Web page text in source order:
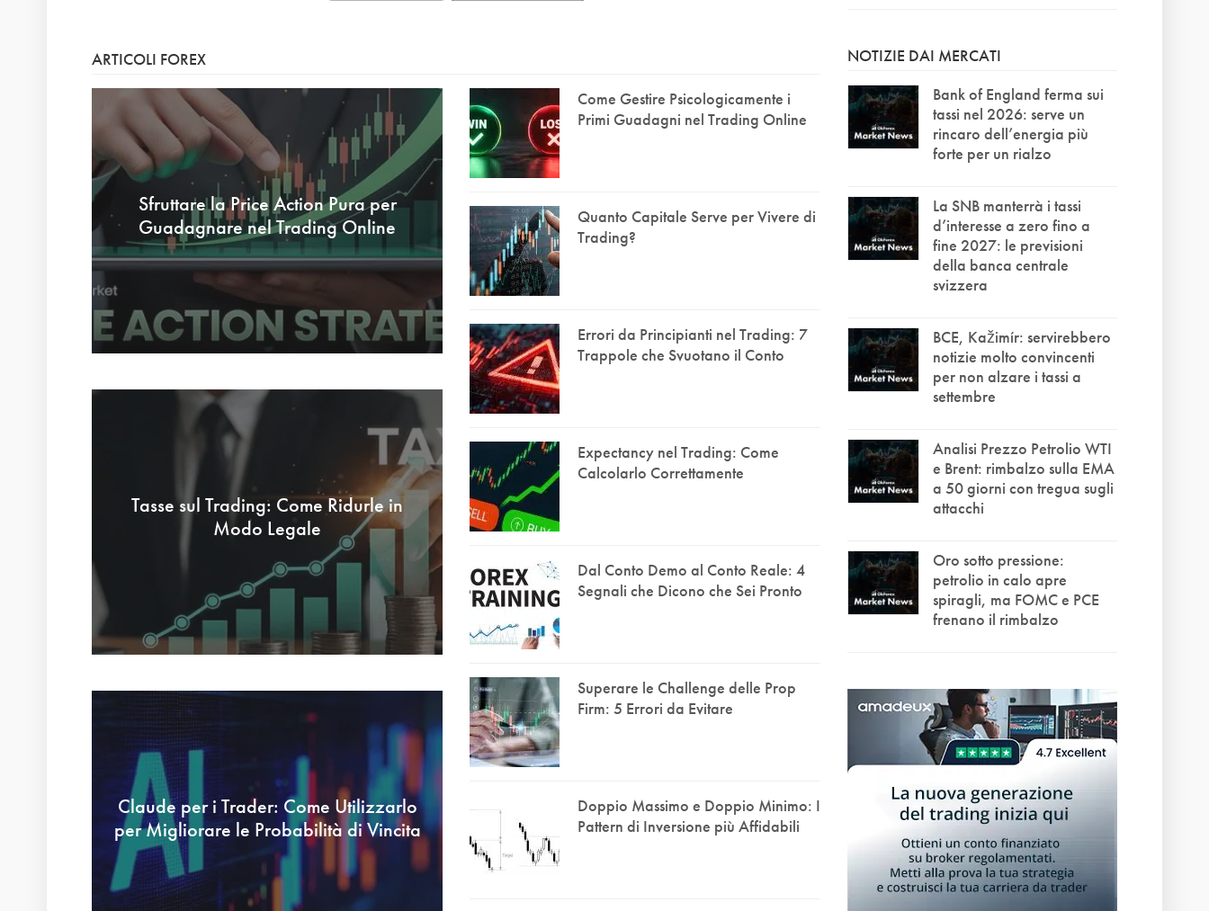
ARTICOLI FOREX
Sfruttare la Price Action Pura per
Guadagnare nel Trading Online
Tasse sul Trading: Come Ridurle in
Modo Legale
Claude per i Trader: Come Utilizzarlo
per Migliorare le Probabilità di Vincita
Come Gestire Psicologicamente i
Primi Guadagni nel Trading Online
Quanto Capitale Serve per Vivere di
Trading?
Errori da Principianti nel Trading: 7
Trappole che Svuotano il Conto
Expectancy nel Trading: Come
Calcolarlo Correttamente
Dal Conto Demo al Conto Reale: 4
Segnali che Dicono che Sei Pronto
Superare le Challenge delle Prop
Firm: 5 Errori da Evitare
Doppio Massimo e Doppio Minimo: I
Pattern di Inversione più Affidabili
NOTIZIE DAI MERCATI
Bank of England ferma sui
tassi nel 2026: serve un
rincaro dell’energia più
forte per un rialzo
La SNB manterrà i tassi
d’interesse a zero fino a
fine 2027: le previsioni
della banca centrale
svizzera
BCE, Kažimír: servirebbero
notizie molto convincenti
per non alzare i tassi a
settembre
Analisi Prezzo Petrolio WTI
e Brent: rimbalzo sulla EMA
a 50 giorni con tregua sugli
attacchi
Oro sotto pressione:
petrolio in calo apre
spiragli, ma FOMC e PCE
frenano il rimbalzo